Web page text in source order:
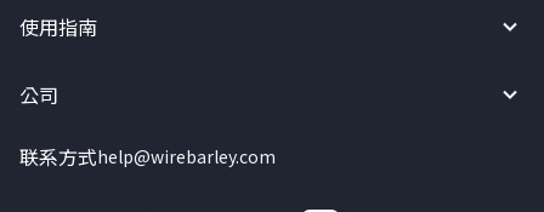
使用指南
公司
联系方式help@wirebarley.com